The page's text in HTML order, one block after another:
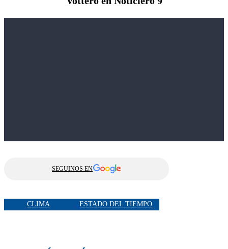
SEGUINOS EN
CLIMA ESTADO DEL TIEMPO